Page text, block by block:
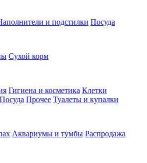
и подстилки Посуда
Сухой корм
Гигиена и косметика Клетки
Посуда Прочее Туалеты и купалки
Аквариумы и тумбы Распродажа